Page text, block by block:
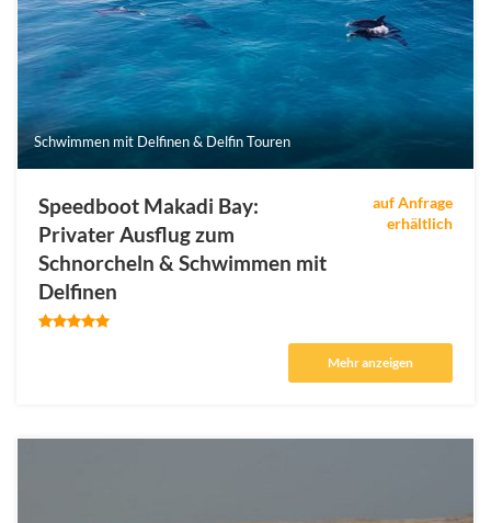
Schwimmen mit Delfinen & Delfin Touren
Speedboot Makadi Bay:
Privater Ausflug zum
Schnorcheln & Schwimmen mit
Delfinen
auf Anfrage
erhältlich
Mehr anzeigen